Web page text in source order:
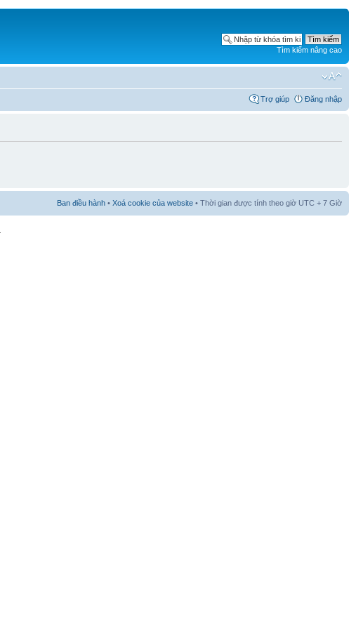
Tìm kiếm nâng cao
Trợ giúp Đăng nhập
Ban điều hành • Xoá cookie của website • Thời gian được tính theo giờ UTC + 7 Giờ